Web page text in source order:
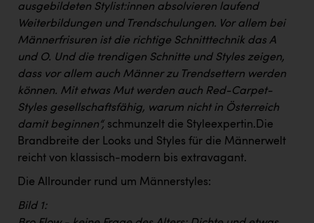
Dopgas
kunden basics
kontakt
ausgebildeten Stylist:innen absolvieren laufend
Weiterbildungen und Trendschulungen. Vor allem bei
Männerfrisuren ist die richtige Schnitttechnik das A
und O. Und die trendigen Schnitte und Styles zeigen,
dass vor allem auch Männer zu Trendsettern werden
können. Mit etwas Mut werden auch Red-Carpet-
Styles gesellschaftsfähig, warum nicht in Österreich
damit beginnen“, schmunzelt die Styleexpertin.Die
Brandbreite der Looks und Styles für die Männerwelt
reicht von klassisch-modern bis extravagant.
Die Allrounder rund um Männerstyles:
Bild 1: